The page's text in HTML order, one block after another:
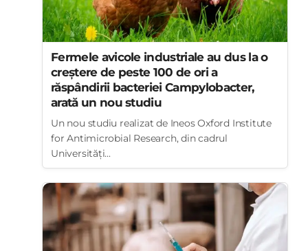
Fermele avicole industriale au dus la o
creștere de peste 100 de ori a
răspândirii bacteriei Campylobacter,
arată un nou studiu
Un nou studiu realizat de Ineos Oxford Institute
for Antimicrobial Research, din cadrul
Universități...